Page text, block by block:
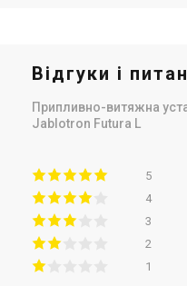
Відгуки і
Припливно-витяжна
Jablotron Futura L
5
4
3
2
1